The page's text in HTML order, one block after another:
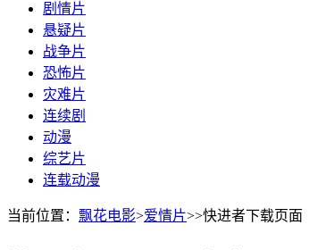
剧情片
悬疑片
战争片
恐怖片
灾难片
连续剧
动漫
综艺片
连载动漫
当前位置： 飘花电影>爱情片>>快进者下载页面